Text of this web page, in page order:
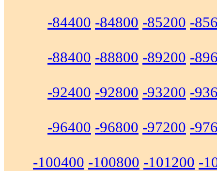
-84400 -84800 -85200 -
-88400 -88800 -89200 -
-92400 -92800 -93200 -
-96400 -96800 -97200 -
-100400 -100800 -101200 -